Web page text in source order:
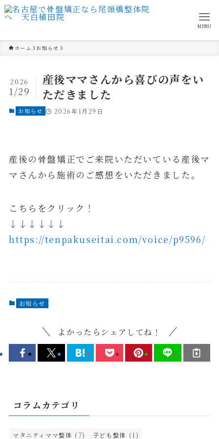
MENU
ホーム お知らせ
産後ママさんから喜びの声をい
ただきました
2026
1/29
お知らせ 2026年1月29日
産後の骨盤矯正でご来院いただいている産後マ
マさんから施術のご感想をいただきました。
こちらをクリック！
↓↓↓↓↓↓
https://tenpakuseitai.com/voice/p9596/
お知らせ
よかったらシェアしてね！
コラムカテゴリ
マタニティママ整体 (7) 子ども整体 (1)